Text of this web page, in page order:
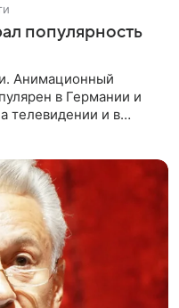
популярность
Анимационный
в Германии и
телевидении и в